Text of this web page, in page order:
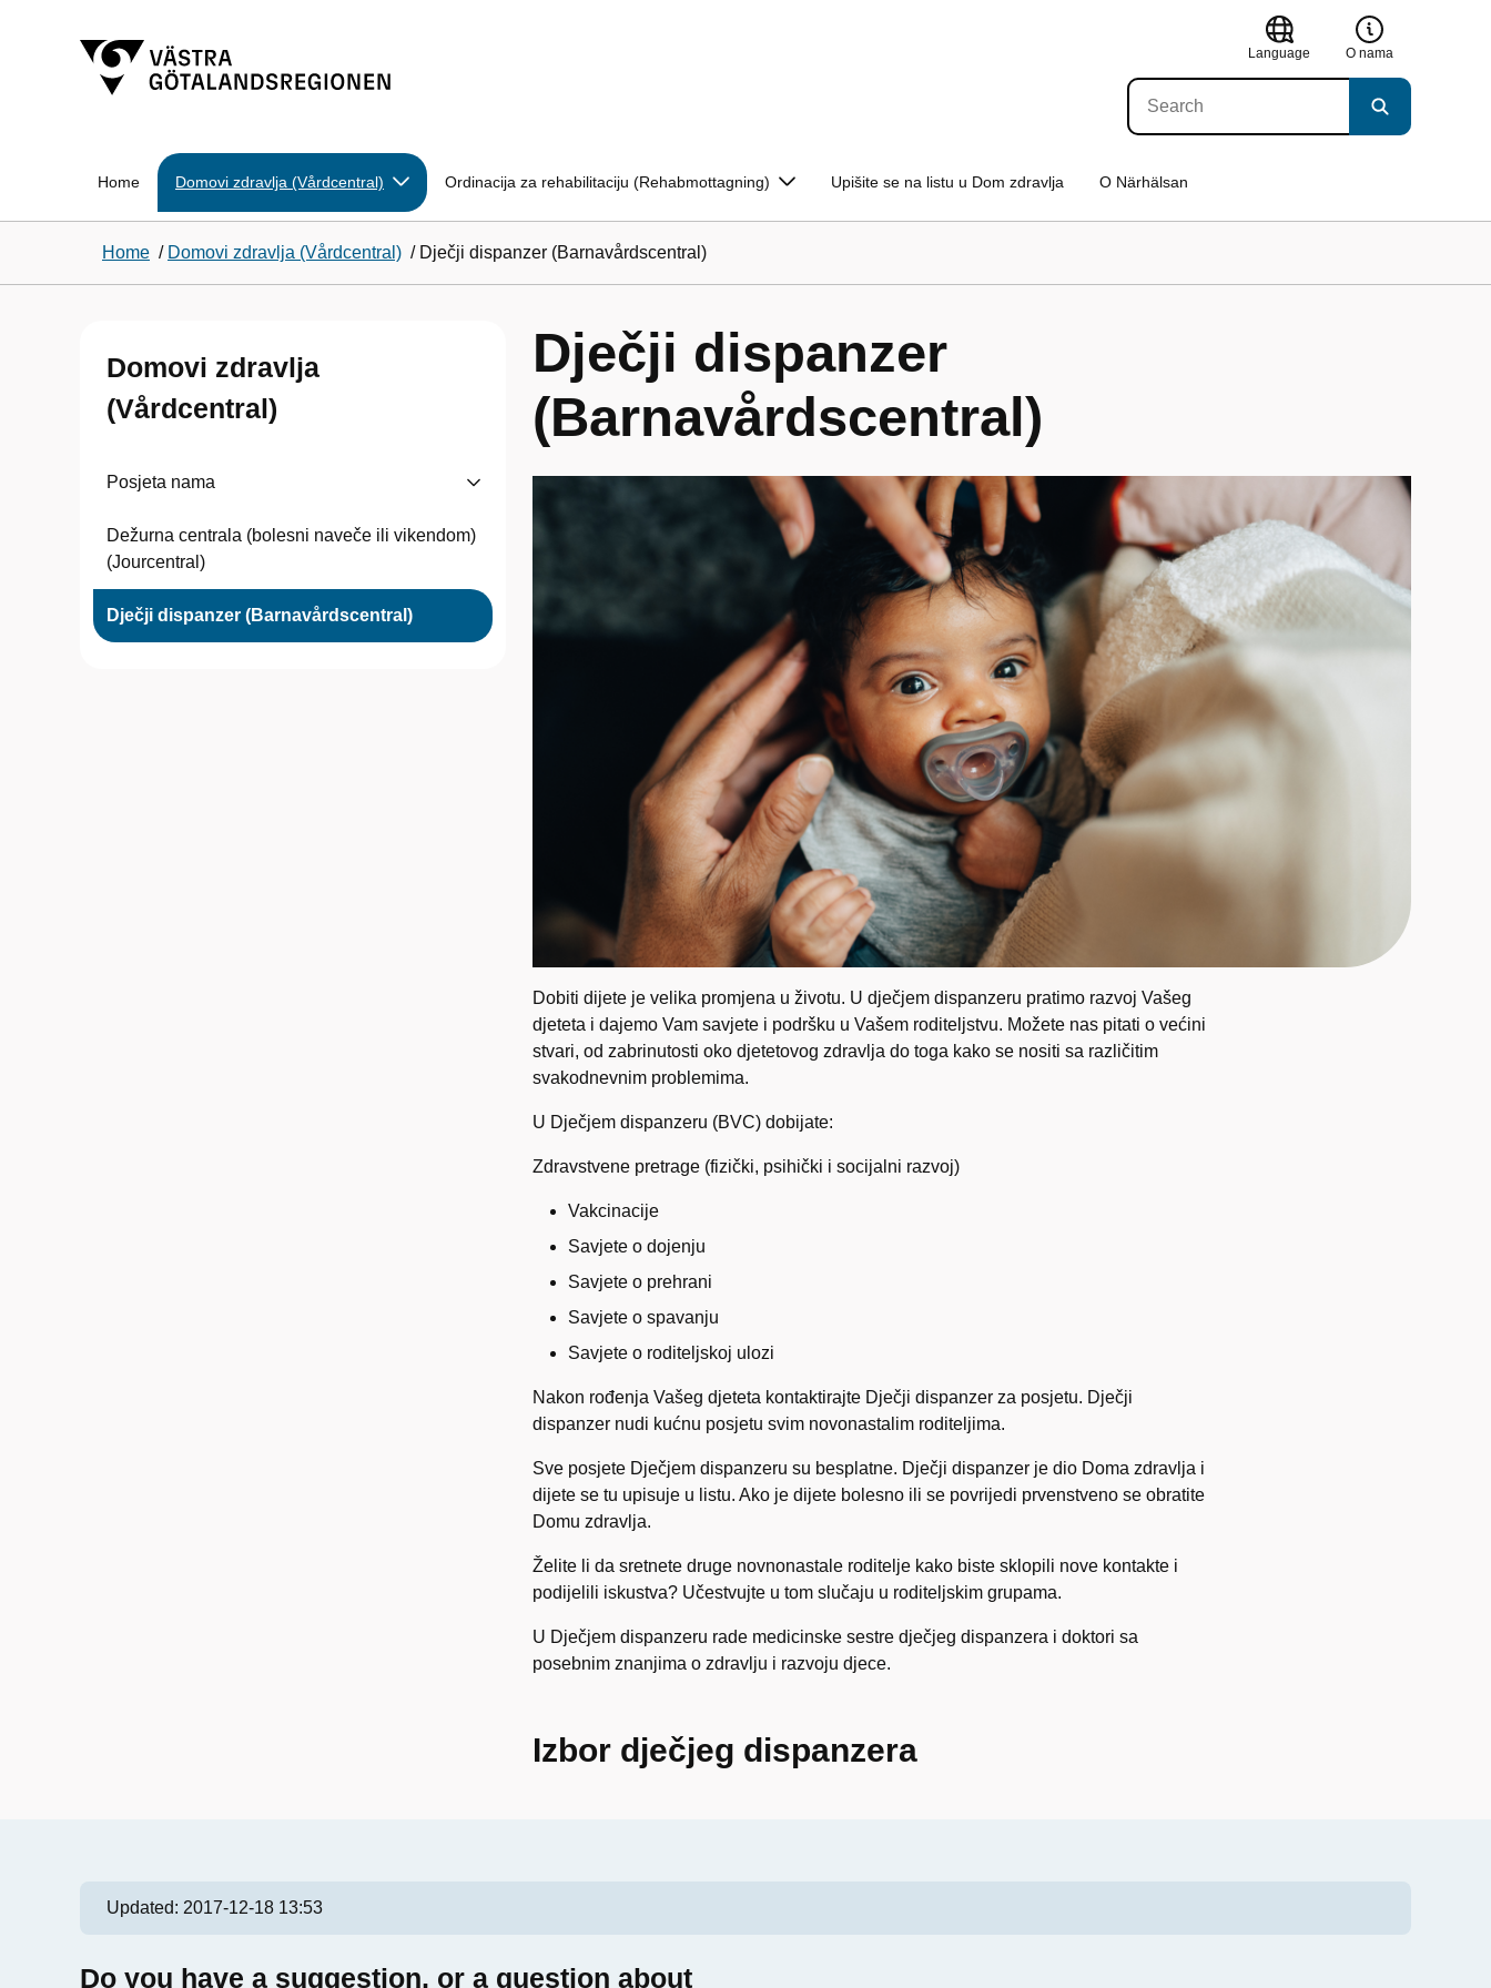
Language O nama
Home Domovi zdravlja (Vårdcentral) Ordinacija za rehabilitaciju (Rehabmottagning) Upišite se na listu u Dom zdravlja O Närhälsan
Home / Domovi zdravlja (Vårdcentral) / Dječji dispanzer (Barnavårdscentral)
Domovi zdravlja
(Vårdcentral)
Posjeta nama
Dežurna centrala (bolesni naveče ili vikendom)
(Jourcentral)
Dječji dispanzer (Barnavårdscentral)
Dječji dispanzer
(Barnavårdscentral)
Dobiti dijete je velika promjena u životu. U dječjem dispanzeru pratimo razvoj Vašeg
djeteta i dajemo Vam savjete i podršku u Vašem roditeljstvu. Možete nas pitati o većini
stvari, od zabrinutosti oko djetetovog zdravlja do toga kako se nositi sa različitim
svakodnevnim problemima.
U Dječjem dispanzeru (BVC) dobijate:
Zdravstvene pretrage (fizički, psihički i socijalni razvoj)
Vakcinacije
Savjete o dojenju
Savjete o prehrani
Savjete o spavanju
Savjete o roditeljskoj ulozi
Nakon rođenja Vašeg djeteta kontaktirajte Dječji dispanzer za posjetu. Dječji
dispanzer nudi kućnu posjetu svim novonastalim roditeljima.
Sve posjete Dječjem dispanzeru su besplatne. Dječji dispanzer je dio Doma zdravlja i
dijete se tu upisuje u listu. Ako je dijete bolesno ili se povrijedi prvenstveno se obratite
Domu zdravlja.
Želite li da sretnete druge novnonastale roditelje kako biste sklopili nove kontakte i
podijelili iskustva? Učestvujte u tom slučaju u roditeljskim grupama.
U Dječjem dispanzeru rade medicinske sestre dječjeg dispanzera i doktori sa
posebnim znanjima o zdravlju i razvoju djece.
Izbor dječjeg dispanzera
Updated: 2017-12-18 13:53
Do you have a suggestion, or a question about